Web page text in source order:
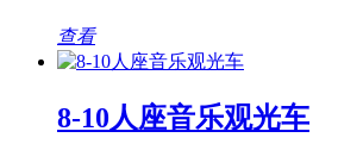
查看
8-10人座音乐观光车